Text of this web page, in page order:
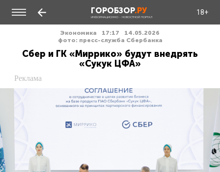
ГОРОБЗОР.РУ
ИНФОРМАЦИОННО - НОВОСТНОЙ ПОРТАЛ
18+
Экономика 17:17
14.05.2026
фото: пресс-служба Сбербанка
Сбер и ГК «Миррико» будут внедрять
«Сукук ЦФА»
Реклама